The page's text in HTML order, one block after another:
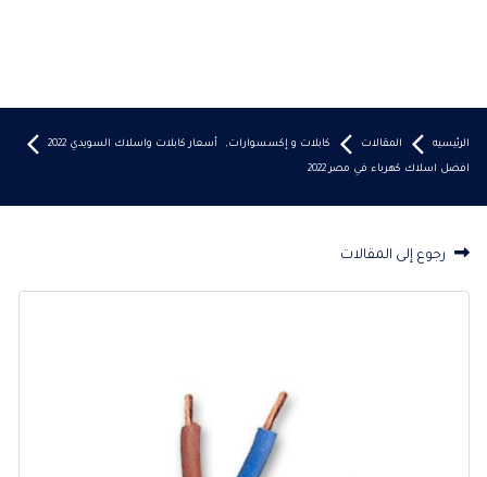
الرئيسيه المقالات كابلات و إكسسوارات, أسعار كابلات واسلاك السويدي 2022
افضل اسلاك كهرباء في مصر 2022
رجوع إلى المقالات